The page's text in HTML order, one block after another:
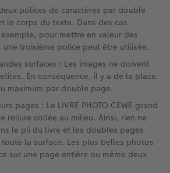
polices de caractères par double
le corps du texte. Dans des cas
pour mettre en valeur des
troisième police peut être utilisée.
surfaces : Les images ne doivent
En conséquence, il y a de la place
maximum par double page.
pages : Le LIVRE PHOTO CEWE grand
reliure collée au milieu. Ainsi, rien ne
le pli du livre et les doubles pages
la surface. Les plus belles photos
sur une page entière ou même deux